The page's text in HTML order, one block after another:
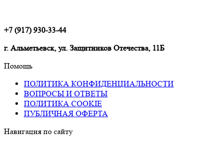
+7 (917) 930-33-44
г. Альметьевск, ул. Защитников Отечества, 11Б
Помощь
ПОЛИТИКА КОНФИДЕНЦИАЛЬНОСТИ
ВОПРОСЫ И ОТВЕТЫ
ПОЛИТИКА COOKIE
ПУБЛИЧНАЯ ОФЕРТА
Навигация по сайту